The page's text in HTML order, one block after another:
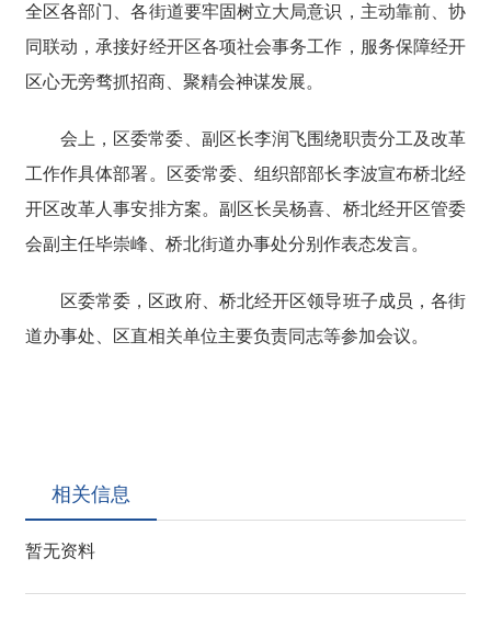
全区各部门、各街道要牢固树立大局意识，主动靠前、协
同联动，承接好经开区各项社会事务工作，服务保障经开
区心无旁骛抓招商、聚精会神谋发展。
会上，区委常委、副区长李润飞围绕职责分工及改革
工作作具体部署。区委常委、组织部部长李波宣布桥北经
开区改革人事安排方案。副区长吴杨喜、桥北经开区管委
会副主任毕崇峰、桥北街道办事处分别作表态发言。
区委常委，区政府、桥北经开区领导班子成员，各街
道办事处、区直相关单位主要负责同志等参加会议。
相关信息
暂无资料